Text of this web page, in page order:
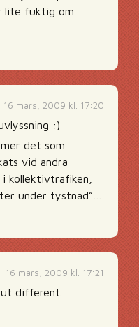
lite fuktig om
16 mars, 2009 kl. 17:20
:)
det som
vid andra
kollektivtrafiken,
under tystnad”…
16 mars, 2009 kl. 17:21
different.